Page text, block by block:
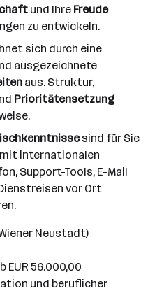
und Ihre Freude
zu entwickeln.
sich durch eine
ausgezeichnete
aus. Struktur,
Prioritätensetzung
sind für Sie
internationalen
Support-Tools, E-Mail
vor Ort
Neustadt)
EUR 56.000,00
und beruflicher